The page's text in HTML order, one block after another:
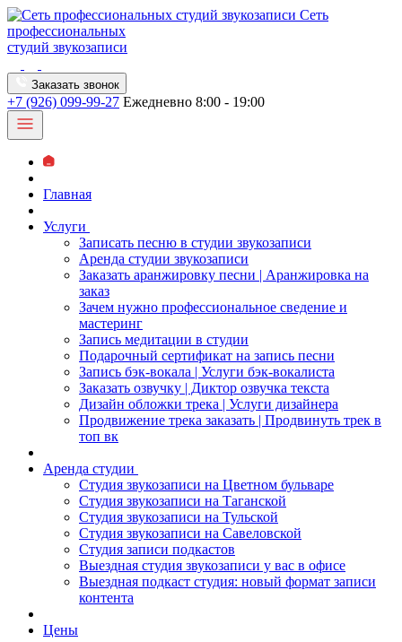
Сеть
профессиональных
студий звукозаписи
Заказать звонок
+7 (926) 099-99-27 Ежедневно 8:00 - 19:00
Главная
Услуги
Записать песню в студии звукозаписи
Аренда студии звукозаписи
Заказать аранжировку песни | Аранжировка на
заказ
Зачем нужно профессиональное сведение и
мастеринг
Запись медитации в студии
Подарочный сертификат на запись песни
Запись бэк-вокала | Услуги бэк-вокалиста
Заказать озвучку | Диктор озвучка текста
Дизайн обложки трека | Услуги дизайнера
Продвижение трека заказать | Продвинуть трек в
топ вк
Аренда студии
Студия звукозаписи на Цветном бульваре
Студия звукозаписи на Таганской
Студия звукозаписи на Тульской
Студия звукозаписи на Савеловской
Студия записи подкастов
Выездная студия звукозаписи у вас в офисе
Выездная подкаст студия: новый формат записи
контента
Цены